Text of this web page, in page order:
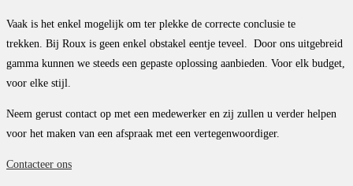
Vaak is het enkel mogelijk om ter plekke de correcte conclusie te
trekken. Bij Roux is geen enkel obstakel eentje teveel. Door ons uitgebreid
gamma kunnen we steeds een gepaste oplossing aanbieden. Voor elk budget,
voor elke stijl.
Neem gerust contact op met een medewerker en zij zullen u verder helpen
voor het maken van een afspraak met een vertegenwoordiger.
Contacteer ons